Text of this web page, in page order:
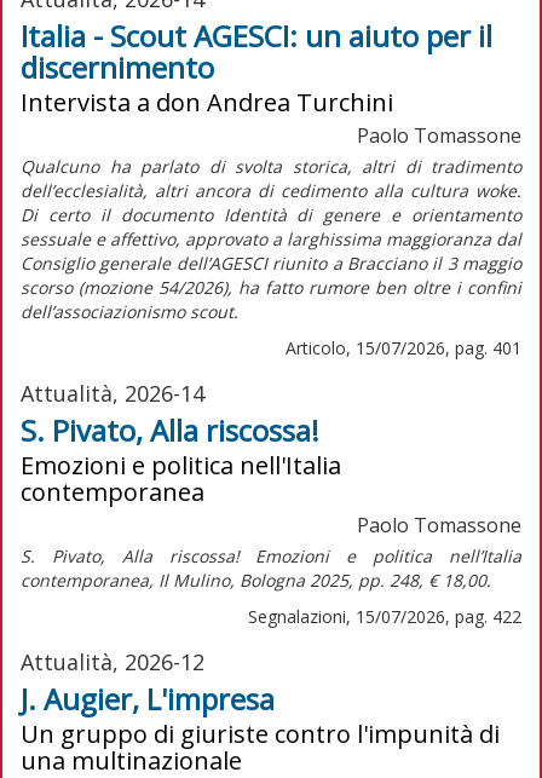
Italia - Scout AGESCI: un aiuto per il
discernimento
Intervista a don Andrea Turchini
Paolo Tomassone
Qualcuno ha parlato di svolta storica, altri di tradimento
dell’ecclesialità, altri ancora di cedimento alla cultura woke.
Di certo il documento Identità di genere e orientamento
sessuale e affettivo, approvato a larghissima maggioranza dal
Consiglio generale dell’AGESCI riunito a Bracciano il 3 maggio
scorso (mozione 54/2026), ha fatto rumore ben oltre i confini
dell’associazionismo scout.
Articolo, 15/07/2026, pag. 401
Attualità, 2026-14
S. Pivato, Alla riscossa!
Emozioni e politica nell'Italia
contemporanea
Paolo Tomassone
S. Pivato, Alla riscossa! Emozioni e politica nell’Italia
contemporanea, Il Mulino, Bologna 2025, pp. 248, € 18,00.
Segnalazioni, 15/07/2026, pag. 422
Attualità, 2026-12
J. Augier, L'impresa
Un gruppo di giuriste contro l'impunità di
una multinazionale